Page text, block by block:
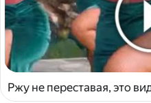
Ржу не переставая, это